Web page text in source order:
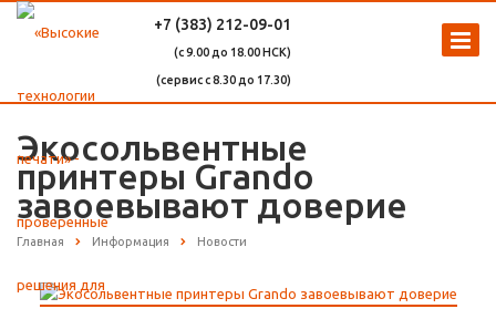
+7 (383) 212-09-01
(с 9.00 до 18.00 НСК)
(сервис с 8.30 до 17.30)
Экосольвентные
принтеры Grando
завоевывают доверие
Главная Информация Новости